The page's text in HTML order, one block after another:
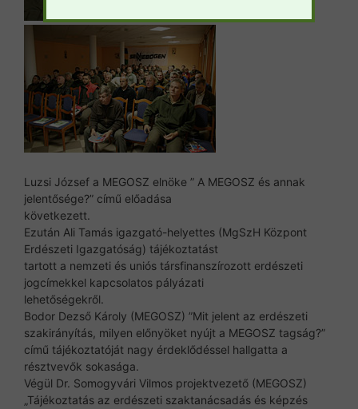
Luzsi József a MEGOSZ elnöke ” A MEGOSZ és annak
jelentősége?” című előadása
következett.
Ezután Ali Tamás igazgató-helyettes (MgSzH Központ
Erdészeti Igazgatóság) tájékoztatást
tartott a nemzeti és uniós társfinanszírozott erdészeti
jogcímekkel kapcsolatos pályázati
lehetőségekről.
Bodor Dezső Károly (MEGOSZ) ”Mit jelent az erdészeti
szakirányítás, milyen előnyöket nyújt a MEGOSZ tagság?”
című tájékoztatóját nagy érdeklődéssel hallgatta a
résztvevők sokasága.
Végül Dr. Somogyvári Vilmos projektvezető (MEGOSZ)
„Tájékoztatás az erdészeti szaktanácsadás és képzés